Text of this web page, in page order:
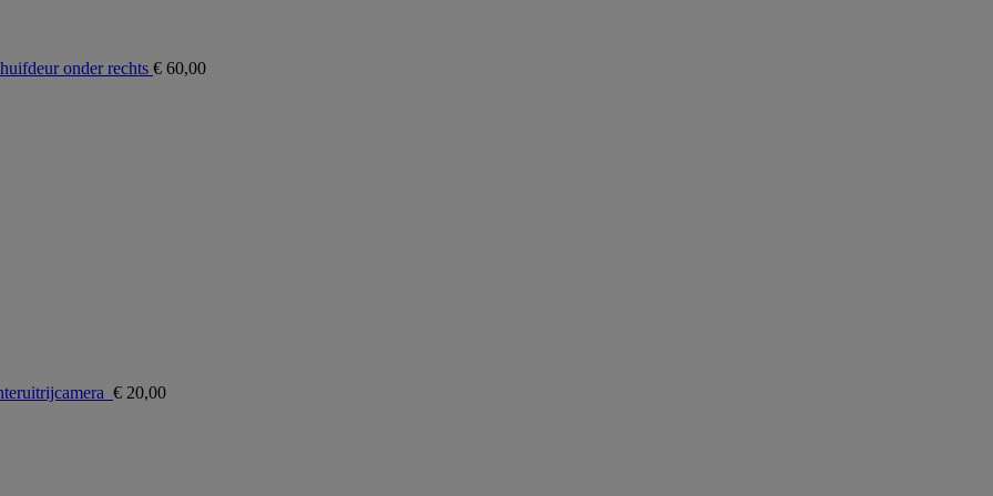
onder rechts € 60,00
€ 20,00